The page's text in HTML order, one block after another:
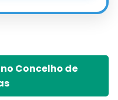
Concelho de